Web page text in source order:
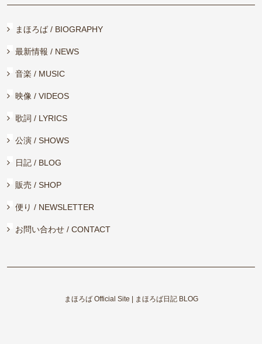
まほろば / BIOGRAPHY
最新情報 / NEWS
音楽 / MUSIC
映像 / VIDEOS
歌詞 / LYRICS
公演 / SHOWS
日記 / BLOG
販売 / SHOP
便り / NEWSLETTER
お問い合わせ / CONTACT
まほろば Official Site | まほろば日記 BLOG